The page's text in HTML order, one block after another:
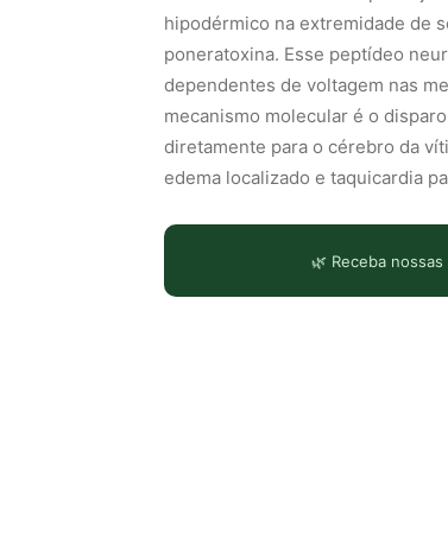
hipodérmico na extremidade de
poneratoxina. Esse peptídeo
dependentes de voltagem nas
mecanismo molecular é o
diretamente para o cérebro da
edema localizado e taquicardia
🌿 Receba